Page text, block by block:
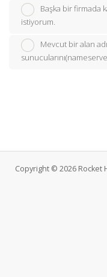
Başka bir firmada
istiyorum.
Mevcut bir alan
Copyright © 2026 Rocket